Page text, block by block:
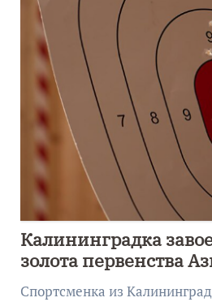
Калининградка
золота первенства
метанию ножа
Спортсменка из